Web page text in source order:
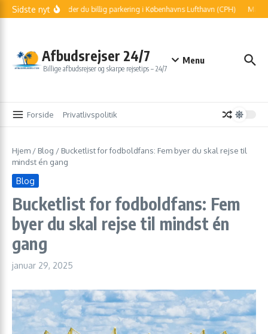
Fortsæt til indhold
Sidste nytSådan finder du billig parkering i Københavns Lufthavn (CPH) Må
Afbudsrejser 24/7
Billige afbudsrejser og skarpe rejsetips – 24/7
Menu
Forside Privatlivspolitik
Hjem / Blog / Bucketlist for fodboldfans: Fem byer du skal rejse til
mindst én gang
Blog
Bucketlist for fodboldfans: Fem
byer du skal rejse til mindst én
gang
januar 29, 2025